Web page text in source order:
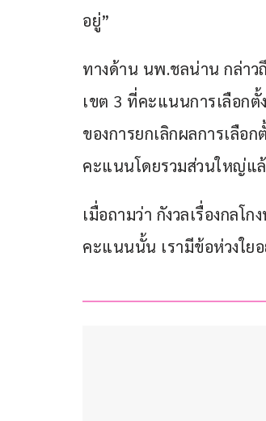
อยู่”
ทางด้าน นพ.ชลน่าน กล่าว
เขต 3 ที่คะแนนการเลือกตั้
ของการยกเลิกผลการเลื
คะแนนโดยรวมส่วนใหญ่แ
เมื่อถามว่า กังวลเรื่องกลโ
คะแนนนั้น เรามีข้อห่วงใย